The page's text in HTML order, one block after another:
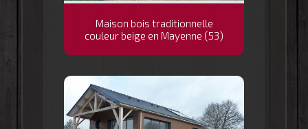
Maison bois traditionnelle
couleur beige en Mayenne (53)